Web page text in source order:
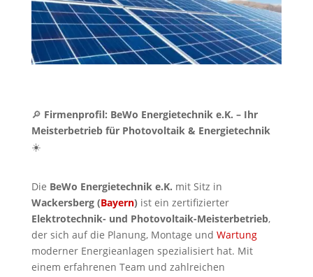
🔎 Firmenprofil: BeWo Energietechnik e.K. – Ihr
Meisterbetrieb für Photovoltaik & Energietechnik
☀️
Die BeWo Energietechnik e.K. mit Sitz in
Wackersberg (Bayern) ist ein zertifizierter
Elektrotechnik- und Photovoltaik-Meisterbetrieb,
der sich auf die Planung, Montage und Wartung
moderner Energieanlagen spezialisiert hat. Mit
einem erfahrenen Team und zahlreichen